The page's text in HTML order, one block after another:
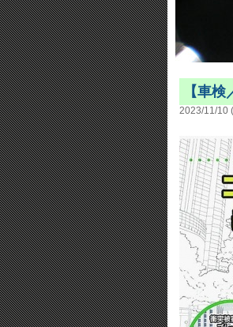
【車
2023/11/10